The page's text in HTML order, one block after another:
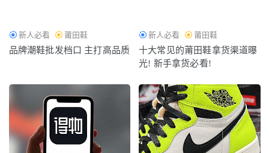
新人必看 莆田鞋
品牌潮鞋批发档口 主打高品质
新人必看 莆田鞋
十大常见的莆田鞋拿货渠道曝
光! 新手拿货必看!